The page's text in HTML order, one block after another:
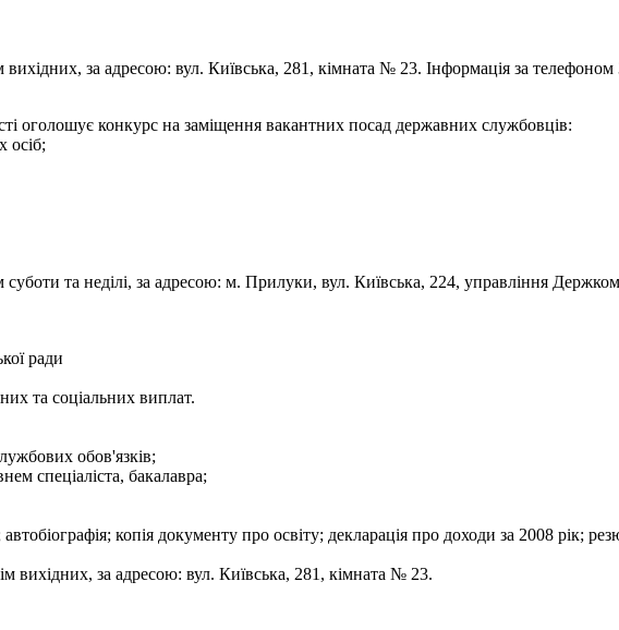
за адресою: вул. Київська, 281, кімната № 23. Інформація за телефоном
оголошує конкурс на заміщення вакантних посад державних службовців:
осіб;
та неділі, за адресою: м. Прилуки, вул. Київська, 224, управління
ради
та соціальних виплат.
обов'язків;
спеціаліста, бакалавра;
копія документу про освіту; декларація про доходи за 2008 рік;
вихідних, за адресою: вул. Київська, 281, кімната № 23.